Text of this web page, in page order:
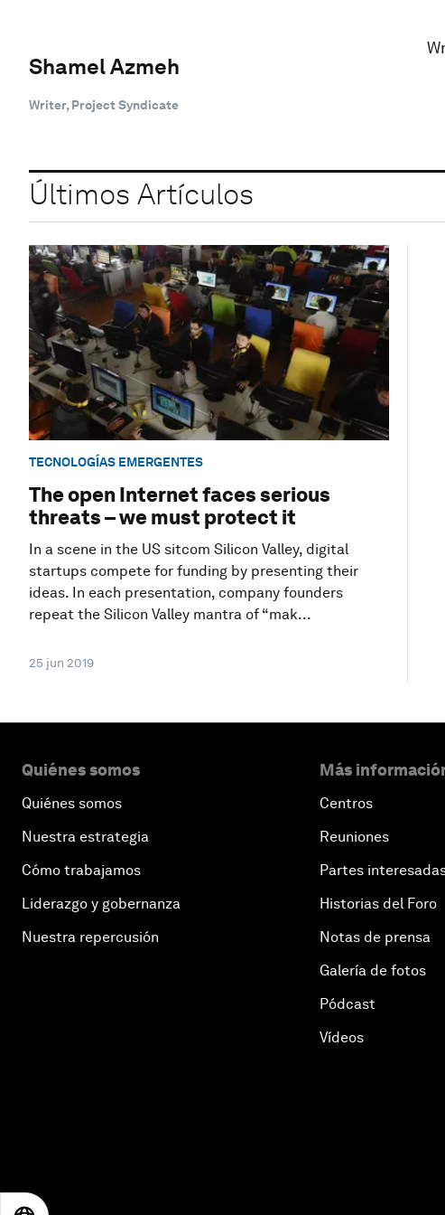
Shamel Azmeh
Writer, Project Syndicate
Últimos Artículos
TECNOLOGÍAS EMERGENTES
The open Internet faces serious
threats – we must protect it
In a scene in the US sitcom Silicon Valley, digital
startups compete for funding by presenting their
ideas. In each presentation, company founders
repeat the Silicon Valley mantra of “mak...
25 jun 2019
Quiénes somos
Quiénes somos
Nuestra estrategia
Cómo trabajamos
Liderazgo y gobernanza
Nuestra repercusión
Más
Centros
Reuniones
Partes
Historias del Foro
Notas de prensa
Galería de fotos
Pódcast
Vídeos